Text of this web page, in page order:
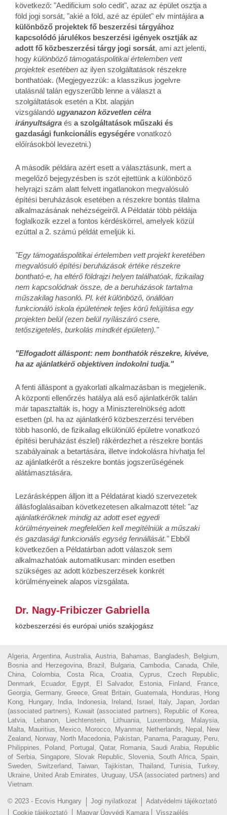
következő: "Aedificium solo cedit", azaz az épület osztja a
föld jogi sorsát, "akié a föld, azé az épület" elv mintájára a
különböző projektek fő beszerzési tárgyához
kapcsolódó járulékos beszerzési igények osztják az
adott fő közbeszerzési tárgy jogi sorsát, ami azt jelenti,
hogy különböző támogatáspolitikai értelemben vett
projektek esetében az ilyen szolgáltatások részekre
bonthatóak. (Megjegyezzük: a klasszikus jogelvre
utalásnál talán egyszerűbb lenne a választ a
szolgáltatások esetén a Kbt. alapján
vizsgálandó ugyanazon közvetlen célra
irányultságra és a szolgáltatások műszaki és
gazdasági funkcionális egységére vonatkozó
előírásokból levezetni.)
A második példára azért esett a választásunk, mert a
megelőző bejegyzésben is szót ejtettünk a különböző
helyrajzi szám alatt felvett ingatlanokon megvalósuló
építési beruházások esetében a részekre bontás tilalma
alkalmazásának nehézségeiről. A Példatár több példája
foglalkozik ezzel a fontos kérdéskörrel, amelyek közül
ezúttal a 2. számú példát emeljük ki.
"Egy támogatáspolitikai értelemben vett projekt keretében
megvalósuló építési beruházások értéke részekre
bontható-e, ha eltérő földrajzi helyen találhatóak, fizikailag
nem kapcsolódnak össze, de a beruházások tartalma
műszakilag hasonló. Pl. két különböző, önállóan
funkcionáló iskola épületének teljes körű felújítása egy
projekten belül (ezen belül nyílászáró csere,
tetőszigetelés, burkolás mindkét épületen)."
"Elfogadott álláspont: nem bonthatók részekre, kivéve,
ha az ajánlatkérő objektíven indokolni tudja."
A fenti álláspont a gyakorlati alkalmazásban is megjelenik.
A központi ellenőrzés hatálya alá eső ajánlatkérők talán
már tapasztalták is, hogy a Miniszterelnökség adott
esetben (pl. ha az ajánlatkérő közbeszerzési tervében
több hasonló, de fizikailag elkülönülő épületre vonatkozó
építési beruházást észlel) rákérdezhet a részekre bontás
szabályainak a betartására, illetve indokolásra hívhatja fel
az ajánlatkérőt a részekre bontás jogszerűségének
alátámasztására.
Lezárásképpen álljon itt a Példatárat kiadó szervezetek
állásfoglalásaiban következetesen alkalmazott tétel: "az
ajánlatkérőknek mindig az adott eset egyedi
körülményeinek megfelelően kell megítélniük a műszaki
és gazdasági funkcionális egység fennállását." Ebből
következően a Példatárban adott válaszok sem
alkalmazhatóak automatikusan: minden esetben
szükséges az adott közbeszerzések konkrét
körülményeinek alapos vizsgálata.
Dr. Nagy-Fribiczer Gabriella
közbeszerzési és európai uniós szakjogász
Algeria, Argentina, Australia, Austria, Bahamas, Bangladesh, Belgium,
Bosnia and Herzegovina, Brazil, Bulgaria, Cambodia, Canada, Chile,
China, Colombia, Costa Rica, Croatia, Cyprus, Czech Republic,
Denmark, Ecuador, Egypt, El Salvador, Estonia, Finland, France,
Georgia, Germany, Greece, Great Britain, Guatemala, Honduras, Hong
Kong, Hungary, India, Indonesia, Ireland, Israel, Italy, Japan, Jordan
(associated partners), Kuwait (associated partners), Republic of Korea,
Latvia, Lebanon, Liechtenstein, Lithuania, Luxembourg, Malaysia,
Malta, Mauritius, Mexico, Morocco, Myanmar, Netherlands, Nepal, New
Zealand, Norway, North Macedonia, Pakistan, Panama, Paraguay, Peru,
Philippines, Poland, Portugal, Qatar, Romania, Saudi Arabia, Republic
of Serbia, Singapore, Slovak Republic, Slovenia, South Africa, Spain,
Sweden, Switzerland, Taiwan, Tajikistan, Thailand, Tunisia, Turkey,
Ukraine, United Arab Emirates, Uruguay, USA (associated partners) and
Vietnam.
© 2023 - Ecovis Hungary Jogi nyilatkozat
Adatvédelmi tájékoztató
Cookie tájékoztató
Magyar Ügyvédi Kamara Visszaélés